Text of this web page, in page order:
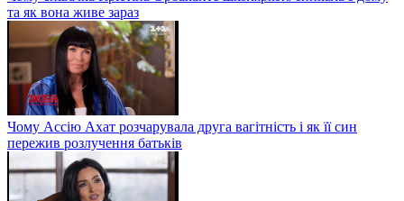
та як вона живе зараз
Чому Ассію Ахат розчарувала друга вагітність і як її син
пережив розлучення батьків